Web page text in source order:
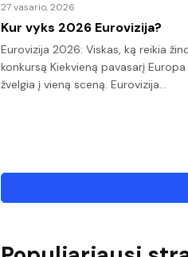
27 vasario, 2026
Kur vyks 2026 Eurovizija?
Eurovizija 2026: Viskas, ką reikia
konkursą Kiekvieną pavasarį
žvelgia į vieną sceną. Eurovizija…